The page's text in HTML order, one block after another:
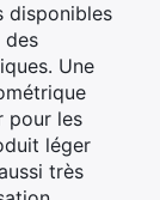
disponibles
des
Une
pour les
léger
très